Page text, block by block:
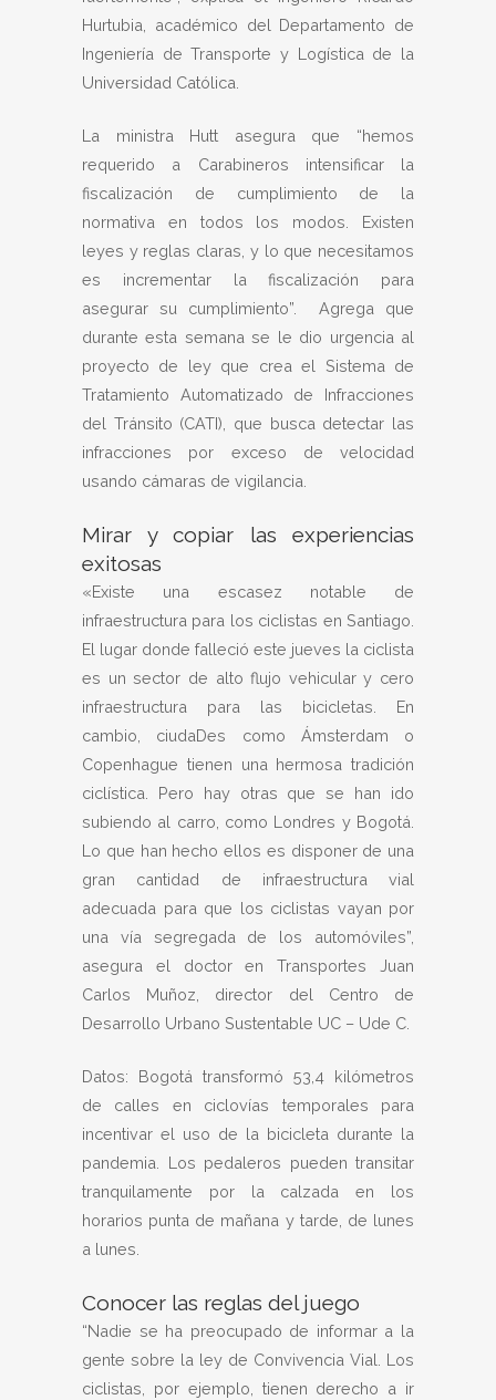
Hurtubia, académico del Departamento de
Ingeniería de Transporte y Logística de la
Universidad Católica.
La ministra Hutt asegura que “hemos
requerido a Carabineros intensificar la
fiscalización de cumplimiento de la
normativa en todos los modos. Existen
leyes y reglas claras, y lo que necesitamos
es incrementar la fiscalización para
asegurar su cumplimiento”. Agrega que
durante esta semana se le dio urgencia al
proyecto de ley que crea el Sistema de
Tratamiento Automatizado de Infracciones
del Tránsito (CATI), que busca detectar las
infracciones por exceso de velocidad
usando cámaras de vigilancia.
Mirar y copiar las experiencias
exitosas
«Existe una escasez notable de
infraestructura para los ciclistas en Santiago.
El lugar donde falleció este jueves la ciclista
es un sector de alto flujo vehicular y cero
infraestructura para las bicicletas. En
cambio, ciudaDes como Ámsterdam o
Copenhague tienen una hermosa tradición
ciclística. Pero hay otras que se han ido
subiendo al carro, como Londres y Bogotá.
Lo que han hecho ellos es disponer de una
gran cantidad de infraestructura vial
adecuada para que los ciclistas vayan por
una vía segregada de los automóviles”,
asegura el doctor en Transportes Juan
Carlos Muñoz, director del Centro de
Desarrollo Urbano Sustentable UC – Ude C.
Datos: Bogotá transformó 53,4 kilómetros
de calles en ciclovías temporales para
incentivar el uso de la bicicleta durante la
pandemia. Los pedaleros pueden transitar
tranquilamente por la calzada en los
horarios punta de mañana y tarde, de lunes
a lunes.
Conocer las reglas del juego
“Nadie se ha preocupado de informar a la
gente sobre la ley de Convivencia Vial. Los
ciclistas, por ejemplo, tienen derecho a ir